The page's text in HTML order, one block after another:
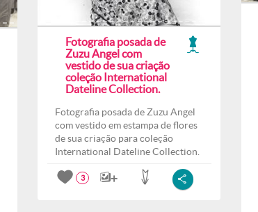
Fotografia posada de
Zuzu Angel com
vestido de sua criação
coleção International
Dateline Collection.
Fotografia posada de Zuzu Angel
com vestido em estampa de flores
de sua criação para coleção
International Dateline Collection.
3